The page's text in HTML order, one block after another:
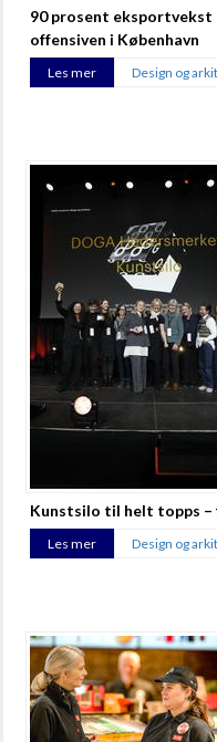
90 prosent eksportvekst
offensiven i København
Les mer Design og
Kunstsilo til helt topps –
Les mer Design og